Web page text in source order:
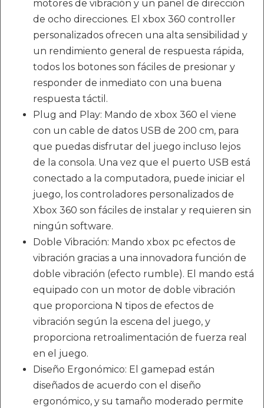
motores de vibración y un panel de dirección
de ocho direcciones. El xbox 360 controller
personalizados ofrecen una alta sensibilidad y
un rendimiento general de respuesta rápida,
todos los botones son fáciles de presionar y
responder de inmediato con una buena
respuesta táctil.
Plug and Play: Mando de xbox 360 el viene
con un cable de datos USB de 200 cm, para
que puedas disfrutar del juego incluso lejos
de la consola. Una vez que el puerto USB está
conectado a la computadora, puede iniciar el
juego, los controladores personalizados de
Xbox 360 son fáciles de instalar y requieren sin
ningún software.
Doble Vibración: Mando xbox pc efectos de
vibración gracias a una innovadora función de
doble vibración (efecto rumble). El mando está
equipado con un motor de doble vibración
que proporciona N tipos de efectos de
vibración según la escena del juego, y
proporciona retroalimentación de fuerza real
en el juego.
Diseño Ergonómico: El gamepad están
diseñados de acuerdo con el diseño
ergonómico, y su tamaño moderado permite